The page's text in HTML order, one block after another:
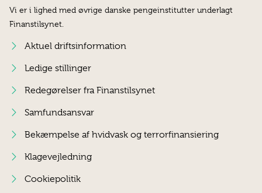
Vi er i lighed med øvrige danske pengeinstitutter underlagt
Finanstilsynet.
Aktuel driftsinformation
Ledige stillinger
Redegørelser fra Finanstilsynet
Samfundsansvar
Bekæmpelse af hvidvask og terrorfinansiering
Klagevejledning
Cookiepolitik